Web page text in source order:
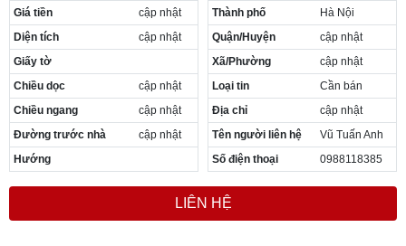
Cần thuê MBKD tại Phường Văn Miếu
Cần thuê MBKD tại Phường Kim Liên
Cần thuê MBKD tại Phường Bạch Mai
Cần thuê MBKD tại Phường Vĩnh Tuy
Giá tiền
cập nhật
Diện tích
cập nhật
Giấy tờ
Chiều dọc
cập nhật
Chiều ngang
cập nhật
Đường trước nhà
cập nhật
Hướng
Thành phố
Hà Nội
Quận/Huyện
cập nhật
Xã/Phường
cập nhật
Loại tin
Cần bán
Địa chỉ
cập nhật
Tên người liên hệ
Vũ Tuấn Anh
Số điện thoại
0988118385
LIÊN HỆ